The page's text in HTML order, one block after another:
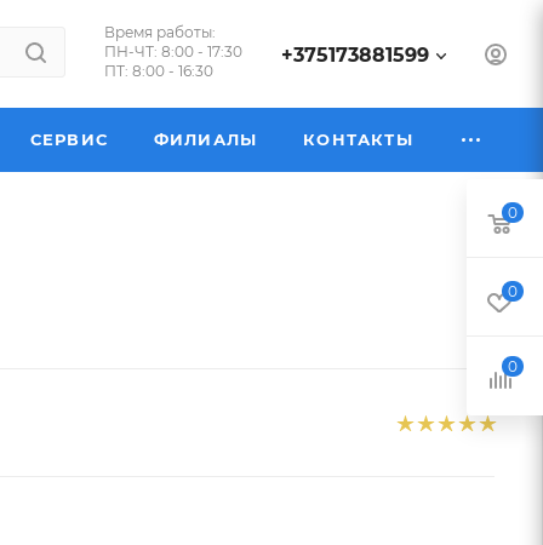
Время работы:
ПН-ЧТ: 8:00 - 17:30
ПТ: 8:00 - 16:30
+375173881599
СЕРВИС ФИЛИАЛЫ КОНТАКТЫ
0
0
0